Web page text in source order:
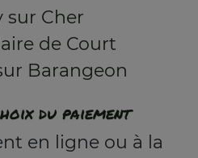
sur Cher
de Court
Barangeon
du paiement
en ligne ou à la